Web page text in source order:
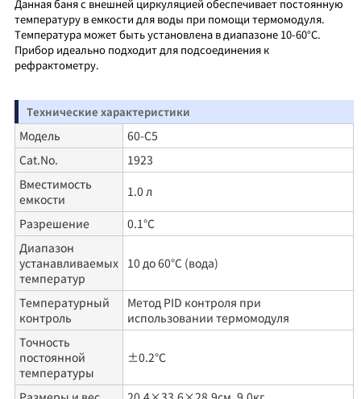
Данная баня с внешней циркуляцией обеспечивает постоянную
температуру в емкости для воды при помощи термомодуля.
Температура может быть установлена в диапазоне 10-60°С.
Прибор идеально подходит для подсоединения к
рефрактометру.
Технические характеристики
Модель
60-C5
Cat.No.
1923
Вместимость
емкости
1.0 л
Разрешение
0.1℃
Диапазон
устанавливаемых
температур
10 до 60°C (вода)
Температурный
контроль
Метод PID контроля при
использовании термомодуля
Точность
постоянной
температуры
±0.2°C